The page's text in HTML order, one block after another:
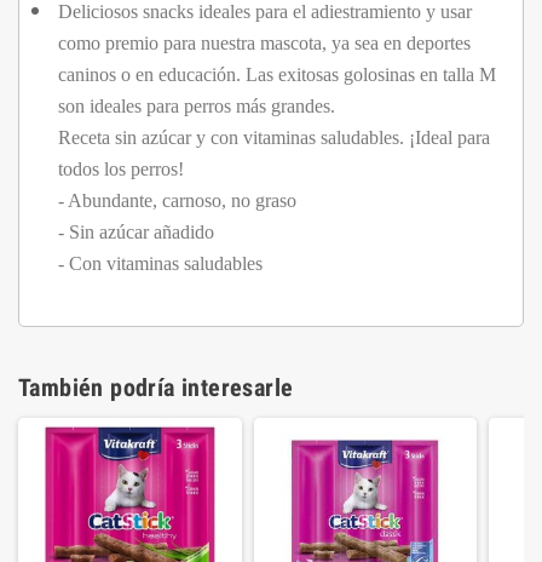
Deliciosos snacks ideales para el adiestramiento y usar
como premio para nuestra mascota, ya sea en deportes
caninos o en educación. Las exitosas golosinas en talla M
son ideales para perros más grandes.
Receta sin azúcar y con vitaminas saludables. ¡Ideal para
todos los perros!
- Abundante, carnoso, no graso
- Sin azúcar añadido
- Con vitaminas saludables
También podría interesarle